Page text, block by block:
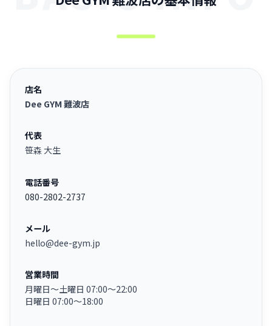
店名
Dee GYM 難波店
代表
笹森 大生
電話番号
080-2802-2737
メール
hello@dee-gym.jp
営業時間
月曜日〜土曜日 07:00〜22:00
日曜日 07:00〜18:00